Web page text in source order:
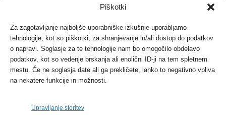
Piškotki
Za zagotavljanje najboljše uporabniške izkušnje uporabljamo
tehnologije, kot so piškotki, za shranjevanje in/ali dostop do podatkov
o napravi. Soglasje za te tehnologije nam bo omogočilo obdelavo
podatkov, kot so vedenje brskanja ali enolični ID-ji na tem spletnem
mestu. Če ne soglasja date ali ga prekličete, lahko to negativno vpliva
na nekatere funkcije in možnosti.
Upravljanje storitev
NAJBOLJ KOMENTIRANO
Protest proti vetrnim elektrarnam na Ojstrici, v
svetu pa vedno bolj...
Dogodki 12. maja, 2017
Tožilstvo v Celovcu v korist elektrarnam
Verbund